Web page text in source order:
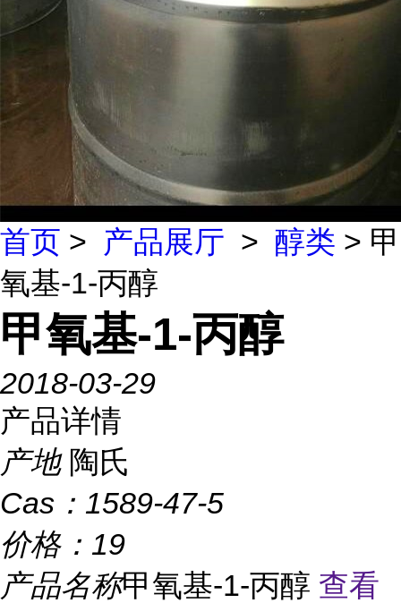
首页 > 产品展厅 > 醇类 > 甲
氧基-1-丙醇
甲氧基-1-丙醇
2018-03-29
产品详情
产地 陶氏
Cas： 1589-47-5
价格： 19
产品名称甲氧基-1-丙醇 查看